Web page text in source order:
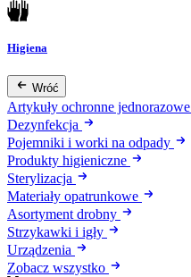
Higiena
Wróć
Artykuły ochronne jednorazowe
Dezynfekcja
Pojemniki i worki na odpady
Produkty higieniczne
Sterylizacja
Materiały opatrunkowe
Asortyment drobny
Strzykawki i igły
Urządzenia
Zobacz wszystko